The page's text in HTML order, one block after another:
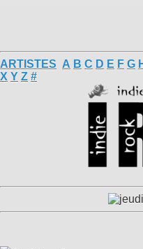
ARTISTES A B C D E F G
X Y Z #